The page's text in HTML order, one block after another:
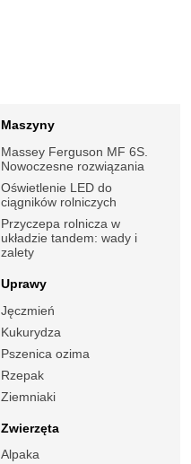
Maszyny
Massey Ferguson MF 6S.
Nowoczesne rozwiązania
Oświetlenie LED do
ciągników rolniczych
Przyczepa rolnicza w
układzie tandem: wady i
zalety
Uprawy
Jęczmień
Kukurydza
Pszenica ozima
Rzepak
Ziemniaki
Zwierzęta
Alpaka